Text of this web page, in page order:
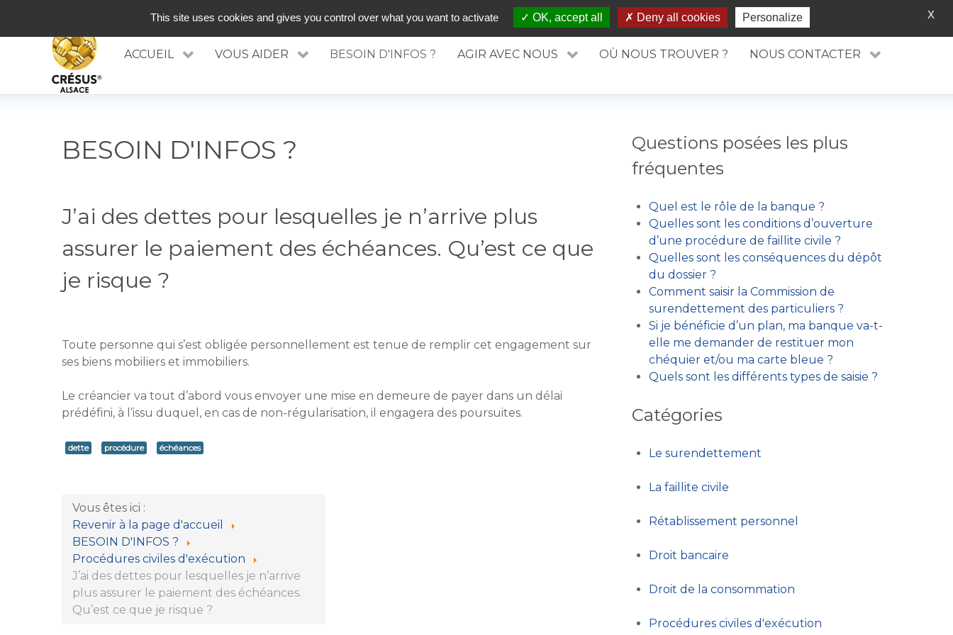
RÉSEAU INNOVANT D'ACCOMPAGNEMENT ET DE PRÉVENTION DU SURENDETTEMENT Rechercher
ACCUEIL VOUS AIDER BESOIN D'INFOS ? AGIR AVEC NOUS OÙ NOUS TROUVER ? NOUS CONTACTER
BESOIN D'INFOS ?
J’ai des dettes pour lesquelles je n’arrive plus
assurer le paiement des échéances. Qu’est ce que
je risque ?
Toute personne qui s’est obligée personnellement est tenue de remplir cet engagement sur
ses biens mobiliers et immobiliers.
Le créancier va tout d’abord vous envoyer une mise en demeure de payer dans un délai
prédéfini, à l’issu duquel, en cas de non-régularisation, il engagera des poursuites.
dette procédure échéances
Vous êtes ici :
Revenir à la page d'accueil
BESOIN D'INFOS ?
Procédures civiles d'exécution
J’ai des dettes pour lesquelles je n’arrive
plus assurer le paiement des échéances.
Qu’est ce que je risque ?
Questions posées les plus
fréquentes
Quel est le rôle de la banque ?
Quelles sont les conditions d’ouverture
d’une procédure de faillite civile ?
Quelles sont les conséquences du dépôt
du dossier ?
Comment saisir la Commission de
surendettement des particuliers ?
Si je bénéficie d’un plan, ma banque va-t-
elle me demander de restituer mon
chéquier et/ou ma carte bleue ?
Quels sont les différents types de saisie ?
Catégories
Le surendettement
La faillite civile
Rétablissement personnel
Droit bancaire
Droit de la consommation
Procédures civiles d'exécution
X
This site uses cookies and gives you control over what you want to activate OK, accept all Deny all cookies Personalize